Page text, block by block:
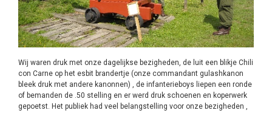
Wij waren druk met onze dagelijkse bezigheden, de luit een blikje Chili
con Carne op het esbit brandertje (onze commandant gulashkanon
bleek druk met andere kanonnen) , de infanterieboys liepen een ronde
of bemanden de .50 stelling en er werd druk schoenen en koperwerk
gepoetst. Het publiek had veel belangstelling voor onze bezigheden ,